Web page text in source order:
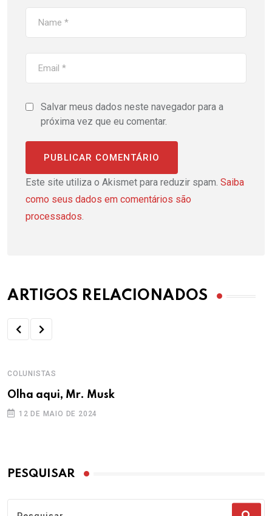
Salvar meus dados neste navegador para a
próxima vez que eu comentar.
Este site utiliza o Akismet para reduzir spam. Saiba
como seus dados em comentários são
processados.
ARTIGOS RELACIONADOS
COLUNISTAS
Olha aqui, Mr. Musk
12 DE MAIO DE 2024
PESQUISAR